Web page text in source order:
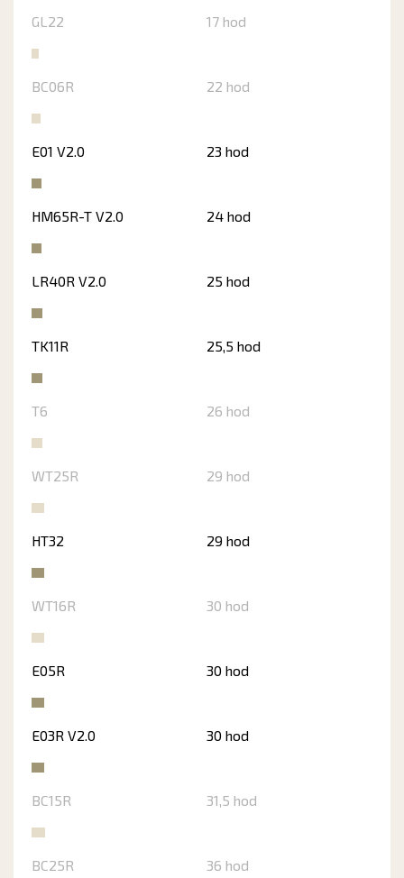
GL22 17 hod
BC06R 22 hod
E01 V2.0 23 hod
HM65R-T V2.0 24 hod
LR40R V2.0 25 hod
TK11R 25,5 hod
T6 26 hod
WT25R 29 hod
HT32 29 hod
WT16R 30 hod
E05R 30 hod
E03R V2.0 30 hod
BC15R 31,5 hod
BC25R 36 hod